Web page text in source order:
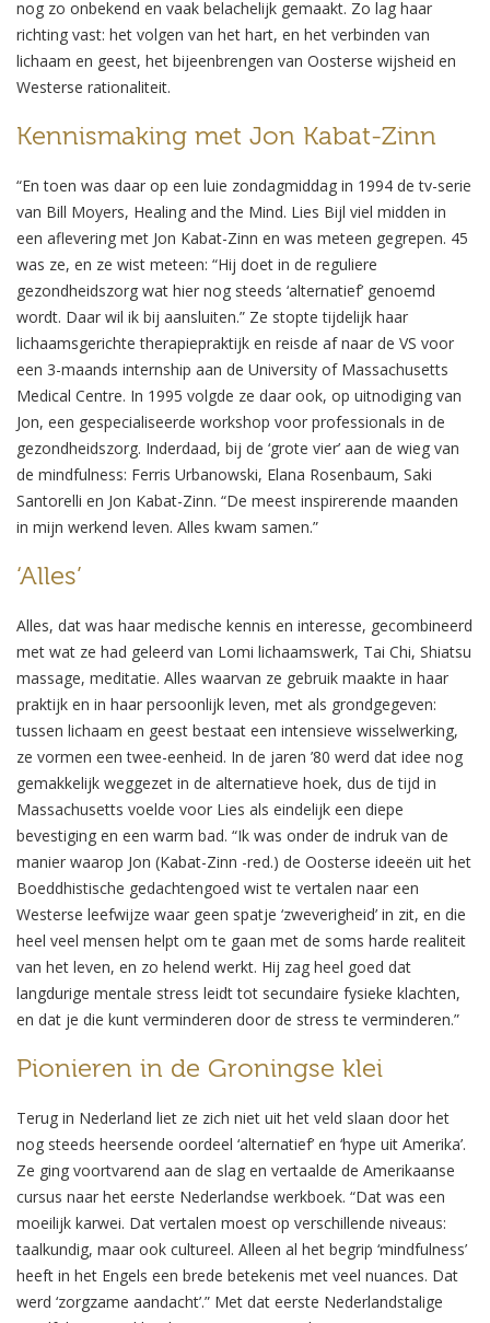
nog zo onbekend en vaak belachelijk gemaakt. Zo lag haar
richting vast: het volgen van het hart, en het verbinden van
lichaam en geest, het bijeenbrengen van Oosterse wijsheid en
Westerse rationaliteit.
Kennismaking met Jon Kabat-Zinn
“En toen was daar op een luie zondagmiddag in 1994 de tv-serie
van Bill Moyers, Healing and the Mind. Lies Bijl viel midden in
een aflevering met Jon Kabat-Zinn en was meteen gegrepen. 45
was ze, en ze wist meteen: “Hij doet in de reguliere
gezondheidszorg wat hier nog steeds ‘alternatief’ genoemd
wordt. Daar wil ik bij aansluiten.” Ze stopte tijdelijk haar
lichaamsgerichte therapiepraktijk en reisde af naar de VS voor
een 3-maands internship aan de University of Massachusetts
Medical Centre. In 1995 volgde ze daar ook, op uitnodiging van
Jon, een gespecialiseerde workshop voor professionals in de
gezondheidszorg. Inderdaad, bij de ‘grote vier’ aan de wieg van
de mindfulness: Ferris Urbanowski, Elana Rosenbaum, Saki
Santorelli en Jon Kabat-Zinn. “De meest inspirerende maanden
in mijn werkend leven. Alles kwam samen.”
‘Alles’
Alles, dat was haar medische kennis en interesse, gecombineerd
met wat ze had geleerd van Lomi lichaamswerk, Tai Chi, Shiatsu
massage, meditatie. Alles waarvan ze gebruik maakte in haar
praktijk en in haar persoonlijk leven, met als grondgegeven:
tussen lichaam en geest bestaat een intensieve wisselwerking,
ze vormen een twee-eenheid. In de jaren ’80 werd dat idee nog
gemakkelijk weggezet in de alternatieve hoek, dus de tijd in
Massachusetts voelde voor Lies als eindelijk een diepe
bevestiging en een warm bad. “Ik was onder de indruk van de
manier waarop Jon (Kabat-Zinn -red.) de Oosterse ideeën uit het
Boeddhistische gedachtengoed wist te vertalen naar een
Westerse leefwijze waar geen spatje ‘zweverigheid’ in zit, en die
heel veel mensen helpt om te gaan met de soms harde realiteit
van het leven, en zo helend werkt. Hij zag heel goed dat
langdurige mentale stress leidt tot secundaire fysieke klachten,
en dat je die kunt verminderen door de stress te verminderen.”
Pionieren in de Groningse klei
Terug in Nederland liet ze zich niet uit het veld slaan door het
nog steeds heersende oordeel ‘alternatief’ en ‘hype uit Amerika’.
Ze ging voortvarend aan de slag en vertaalde de Amerikaanse
cursus naar het eerste Nederlandse werkboek. “Dat was een
moeilijk karwei. Dat vertalen moest op verschillende niveaus:
taalkundig, maar ook cultureel. Alleen al het begrip ‘mindfulness’
heeft in het Engels een brede betekenis met veel nuances. Dat
werd ‘zorgzame aandacht’.” Met dat eerste Nederlandstalige